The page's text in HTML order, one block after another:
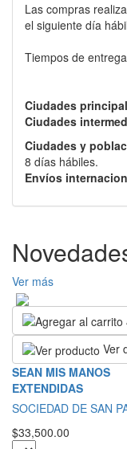
Las compras
el siguiente día
Tiempos de
Ciudades
Ciudades
Ciudades y
8 días hábiles.
Envíos
Ver más
Ver
SEAN MIS MANOS
EXTENDIDAS
SOCIEDAD DE SAN
$33,500.00